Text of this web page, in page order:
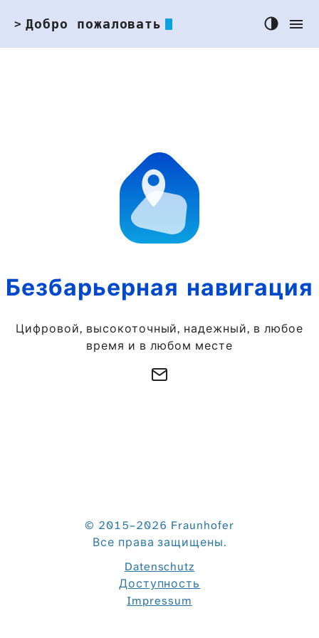
> Добро пожаловать
Безбарьерная навигация
Цифровой, высокоточный, надежный, в любое
время и в любом месте
© 2015–2026 Fraunhofer
Все права защищены.
Datenschutz
Доступность
Impressum